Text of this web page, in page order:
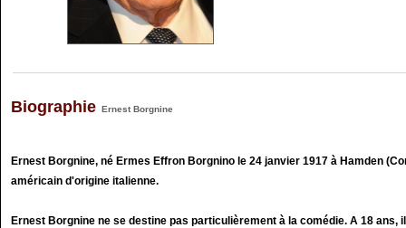
Biographie Ernest Borgnine
Ernest Borgnine, né Ermes Effron Borgnino le 24 janvier 1917 à Hamden
américain d'origine italienne.
Ernest Borgnine ne se destine pas particulièrement à la comédie. A 18 ans,